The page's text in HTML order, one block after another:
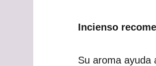
Incienso
Su aroma ayuda